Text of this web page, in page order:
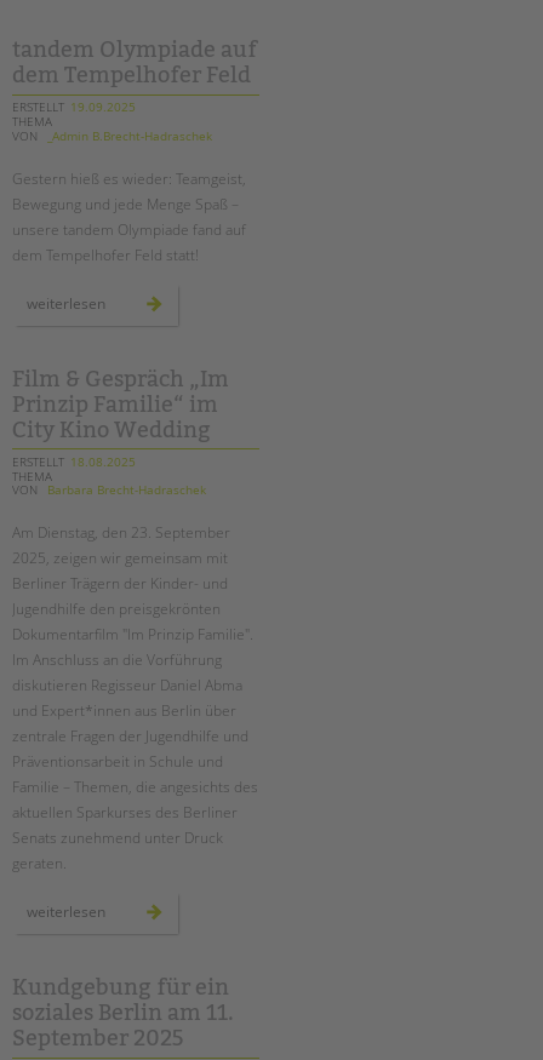
Intranet
filmabend
und
eine
debatte
über
die
zukunft
der
in
berlin
tandem Olympiade auf
dem Tempelhofer Feld
ERSTELLT 19.09.2025
THEMA
VON
_Admin B.Brecht-Hadraschek
Gestern hieß es wieder: Teamgeist,
Bewegung und jede Menge Spaß –
unsere tandem Olympiade fand auf
dem Tempelhofer Feld statt!
weiterlesen tandem
olympiade
feld
Film & Gespräch „Im
Prinzip Familie“ im
City Kino Wedding
ERSTELLT 18.08.2025
THEMA
VON
Barbara Brecht-Hadraschek
Am Dienstag, den 23. September
2025, zeigen wir gemeinsam mit
Berliner Trägern der Kinder- und
Jugendhilfe den preisgekrönten
Dokumentarfilm "Im Prinzip Familie".
Im Anschluss an die Vorführung
diskutieren Regisseur Daniel Abma
und Expert*innen aus Berlin über
zentrale Fragen der Jugendhilfe und
Präventionsarbeit in Schule und
Familie – Themen, die angesichts des
aktuellen Sparkurses des Berliner
Senats zunehmend unter Druck
geraten.
weiterlesen
familie“
im
city
kino
wedding
Kundgebung für ein
soziales Berlin am 11.
September 2025